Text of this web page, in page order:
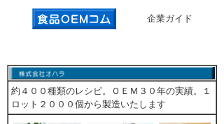
企業ガイド
約４００種類のレシピ。ＯＥＭ３０年の実績。１
ロット２０００個から製造いたします